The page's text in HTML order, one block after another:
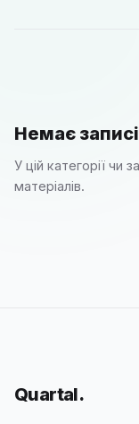
Немає
У цій категорії чи
матеріалів.
Quartal.